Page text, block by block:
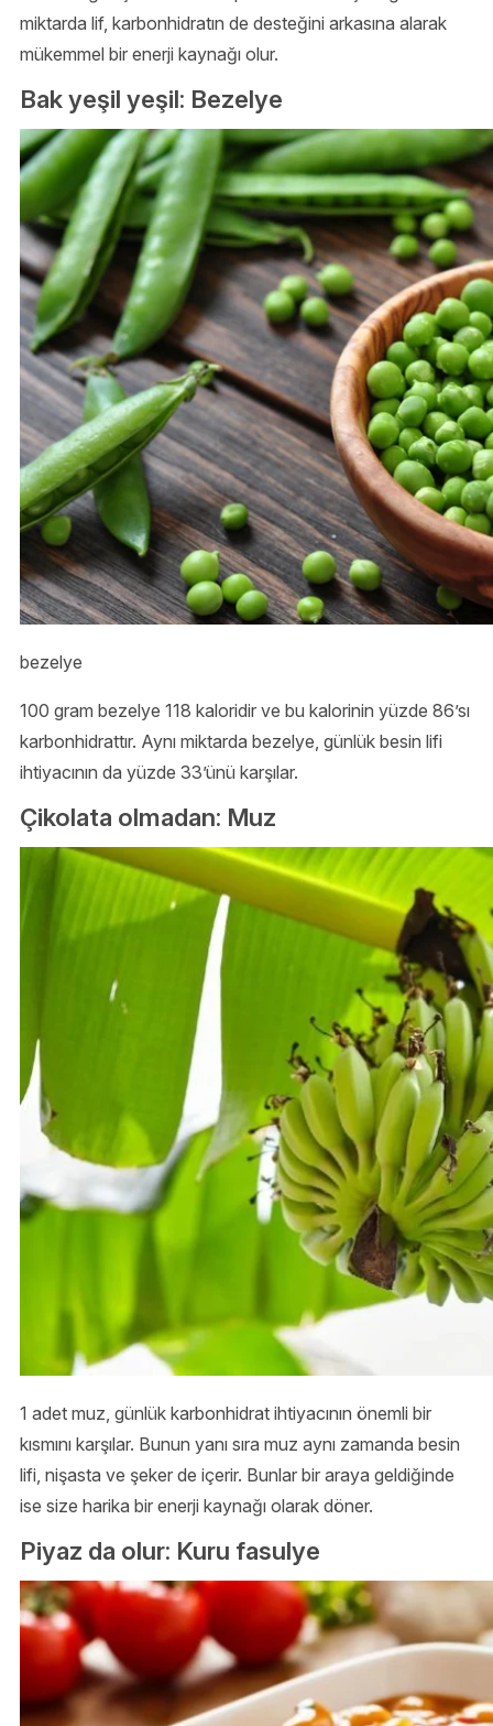
miktarda lif, karbonhidratın de desteğini arkasına alarak
mükemmel bir enerji kaynağı olur.
Bak yeşil yeşil: Bezelye
bezelye
100 gram bezelye 118 kaloridir ve bu kalorinin yüzde 86’sı
karbonhidrattır. Aynı miktarda bezelye, günlük besin lifi
ihtiyacının da yüzde 33’ünü karşılar.
Çikolata olmadan: Muz
1 adet muz, günlük karbonhidrat ihtiyacının önemli bir
kısmını karşılar. Bunun yanı sıra muz aynı zamanda besin
lifi, nişasta ve şeker de içerir. Bunlar bir araya geldiğinde
ise size harika bir enerji kaynağı olarak döner.
Piyaz da olur: Kuru fasulye